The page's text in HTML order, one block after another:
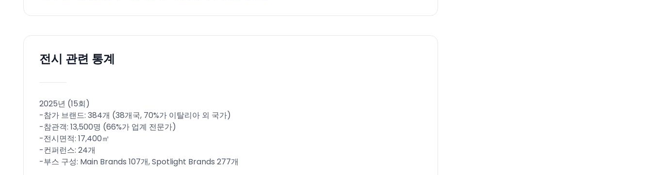
전시 관련 통계
2025년 (15회)
-참가 브랜드: 384개 (38개국, 70%가 이탈리아 외 국가)​
-참관객: 13,500명 (66%가 업계 전문가)​
-전시면적: 17,400㎡​
-컨퍼런스: 24개​
-부스 구성: Main Brands 107개, Spotlight Brands 277개​